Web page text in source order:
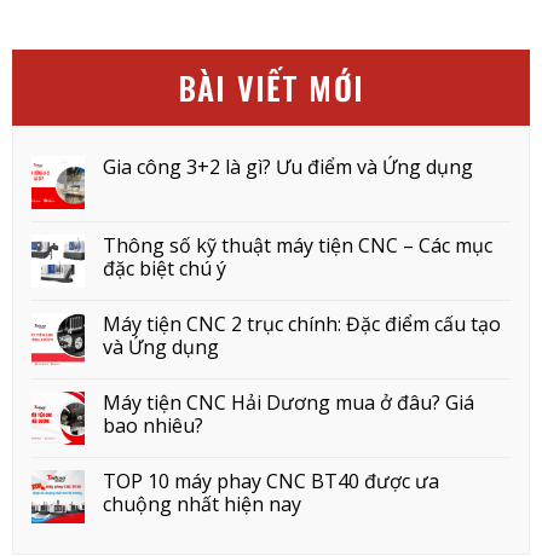
BÀI VIẾT MỚI
Gia công 3+2 là gì? Ưu điểm và Ứng dụng
Thông số kỹ thuật máy tiện CNC – Các mục
đặc biệt chú ý
Máy tiện CNC 2 trục chính: Đặc điểm cấu tạo
và Ứng dụng
Máy tiện CNC Hải Dương mua ở đâu? Giá
bao nhiêu?
TOP 10 máy phay CNC BT40 được ưa
chuộng nhất hiện nay